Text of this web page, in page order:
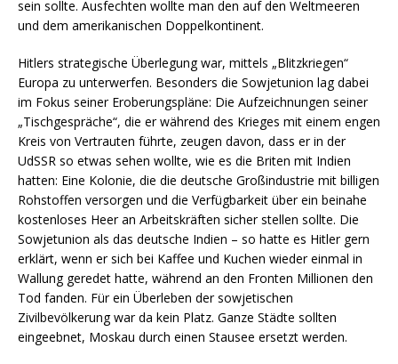
sein sollte. Ausfechten wollte man den auf den Weltmeeren
und dem amerikanischen Doppelkontinent.
Hitlers strategische Überlegung war, mittels „Blitzkriegen“
Europa zu unterwerfen. Besonders die Sowjetunion lag dabei
im Fokus seiner Eroberungspläne: Die Aufzeichnungen seiner
„Tischgespräche“, die er während des Krieges mit einem engen
Kreis von Vertrauten führte, zeugen davon, dass er in der
UdSSR so etwas sehen wollte, wie es die Briten mit Indien
hatten: Eine Kolonie, die die deutsche Großindustrie mit billigen
Rohstoffen versorgen und die Verfügbarkeit über ein beinahe
kostenloses Heer an Arbeitskräften sicher stellen sollte. Die
Sowjetunion als das deutsche Indien – so hatte es Hitler gern
erklärt, wenn er sich bei Kaffee und Kuchen wieder einmal in
Wallung geredet hatte, während an den Fronten Millionen den
Tod fanden. Für ein Überleben der sowjetischen
Zivilbevölkerung war da kein Platz. Ganze Städte sollten
eingeebnet, Moskau durch einen Stausee ersetzt werden.